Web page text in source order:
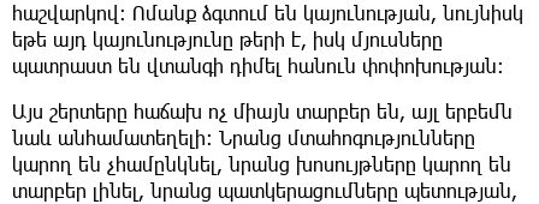
հաշվարկով։ Ոմանք ձգտում են կայունության, նույնիսկ
եթե այդ կայունությունը թերի է, իսկ մյուսները
պատրաստ են վտանգի դիմել հանուն փոփոխության։
Այս շերտերը հաճախ ոչ միայն տարբեր են, այլ երբեմն
նաև անհամատեղելի։ Նրանց մտահոգությունները
կարող են չհամընկնել, նրանց խոսույթները կարող են
տարբեր լինել, նրանց պատկերացումները պետության,